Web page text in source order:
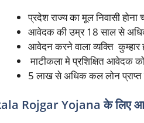
प्रदेश राज्य का मूल निवासी होना
आवेदक की उम्र 18 साल से अधिक
आवेदन करने वाला व्यक्ति कुम्हार
माटीकला मे प्रशिक्षित आवेदक
5 लाख से अधिक कल लोन प्राप्त
Rojgar Yojanaके लिए